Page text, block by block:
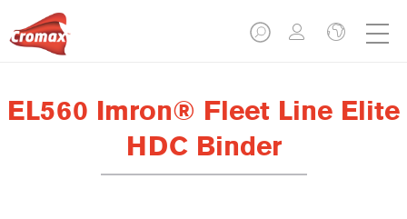
EL560 Imron® Fleet Line Elite
HDC Binder